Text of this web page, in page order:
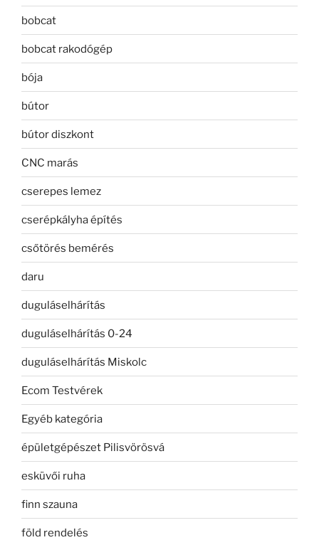
bobcat
bobcat rakodógép
bója
bútor
bútor diszkont
CNC marás
cserepes lemez
cserépkályha építés
csőtörés bemérés
daru
duguláselhárítás
duguláselhárítás 0-24
duguláselhárítás Miskolc
Ecom Testvérek
Egyéb kategória
épületgépészet Pilisvörösvá
esküvői ruha
finn szauna
föld rendelés